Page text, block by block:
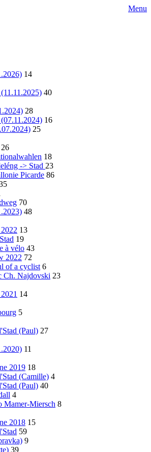
Menu
14
40
28
16
25
26
18
-> Stad 23
Picarde 86
70
48
13
19
à vélo 43
2022 72
of a cyclist 6
Ch. Najdovski 23
14
5
(Paul) 27
11
2019 18
(Camille) 4
(Paul) 40
4
Mamer-Miersch 8
2018 15
59
9
39